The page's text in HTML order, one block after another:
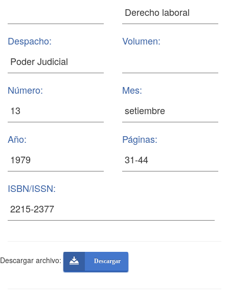
Despacho: Volumen:
Número: Mes:
Año: Páginas:
ISBN/ISSN:
Descargar archivo: Descargar